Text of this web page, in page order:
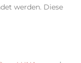
werden. Diese